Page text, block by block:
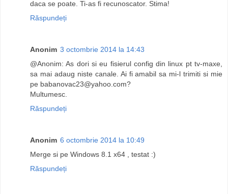
daca se poate. Ti-as fi recunoscator. Stima!
Răspundeți
Anonim 3 octombrie 2014 la 14:43
@Anonim: As dori si eu fisierul config din linux pt tv-maxe,
sa mai adaug niste canale. Ai fi amabil sa mi-l trimiti si mie
pe babanovac23@yahoo.com?
Multumesc.
Răspundeți
Anonim 6 octombrie 2014 la 10:49
Merge si pe Windows 8.1 x64 , testat :)
Răspundeți